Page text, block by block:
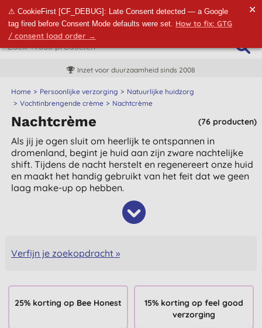
⚠ CookieFirst [CF_DEBUG]: Late Consent detected — a Google
tag fired before Consent Mode defaults were set. How to fix: GTG
/ consent load order →
✕
Inzet voor duurzaamheid sinds 2008
Home Persoonlijke verzorging
Natuurlijke huidzorg
Vochtinbrengende crème
Nachtcrème
(76 producten)
Nachtcrème
Als jij je ogen sluit om heerlijk te ontspannen in
dromenland, begint je huid aan zijn zware nachtelijke
shift. Tijdens de nacht herstelt en regenereert onze huid
en maakt het handig gebruikt van het feit dat we geen
laag make-up op hebben.
Verfijn je zoekopdracht »
25% korting op Bee Honest
15% korting op feel good
verzorging